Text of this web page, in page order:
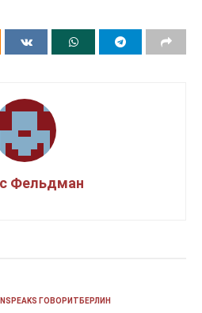
Фельдман
ГОВОРИТБЕРЛИН